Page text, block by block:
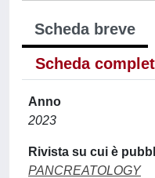
Scheda breve
Scheda
Anno
2023
Rivista su cui è
PANCREATOLOGY